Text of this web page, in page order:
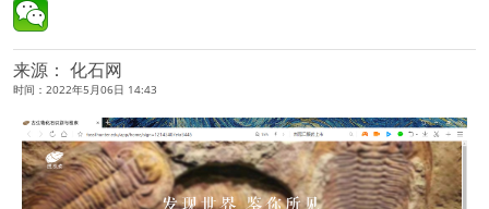
来源： 化石网
时间：2022年5月06日 14:43